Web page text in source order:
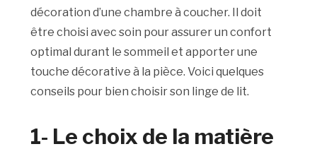
décoration d’une chambre à coucher. Il doit
être choisi avec soin pour assurer un confort
optimal durant le sommeil et apporter une
touche décorative à la pièce. Voici quelques
conseils pour bien choisir son linge de lit.
1- Le choix de la matière